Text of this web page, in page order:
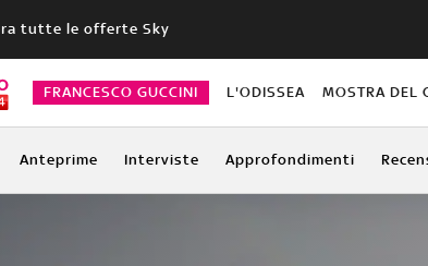
tutte le offerte Sky
FRANCESCO GUCCINI L'ODISSEA MOSTRA DEL
Anteprime Interviste Approfondimenti